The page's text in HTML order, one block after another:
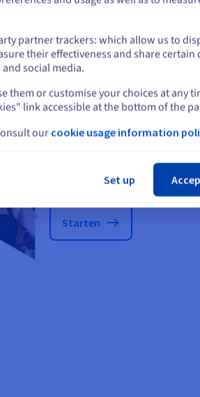
Kies het
Starten
partner trackers: which allow us to
their effectiveness and share certain
social media.
them or customise your choices at any
link accessible at the bottom of the
our cookie usage information
Set up